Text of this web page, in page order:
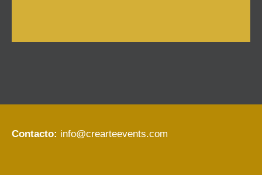
Contacto: info@crearteevents.com